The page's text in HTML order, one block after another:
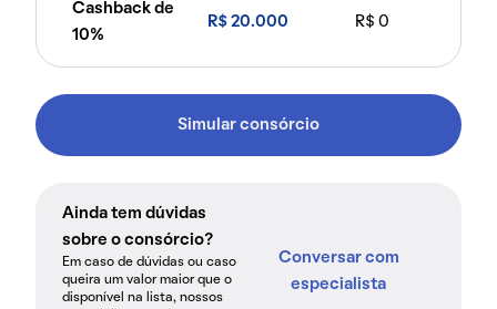
Cashback de
10%
R$ 20.000 R$ 0
Simular consórcio
Ainda tem dúvidas
sobre o consórcio?
Em caso de dúvidas ou caso
queira um valor maior que o
disponível na lista, nossos
Conversar com
especialista